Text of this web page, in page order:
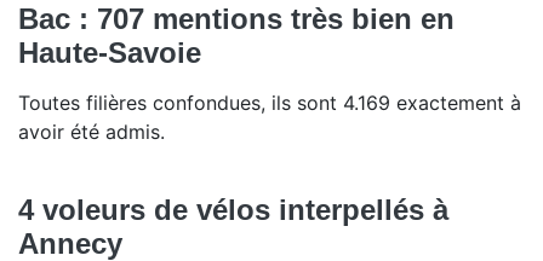
Bac : 707 mentions très bien en
Haute-Savoie
Toutes filières confondues, ils sont 4.169 exactement à
avoir été admis.
4 voleurs de vélos interpellés à
Annecy